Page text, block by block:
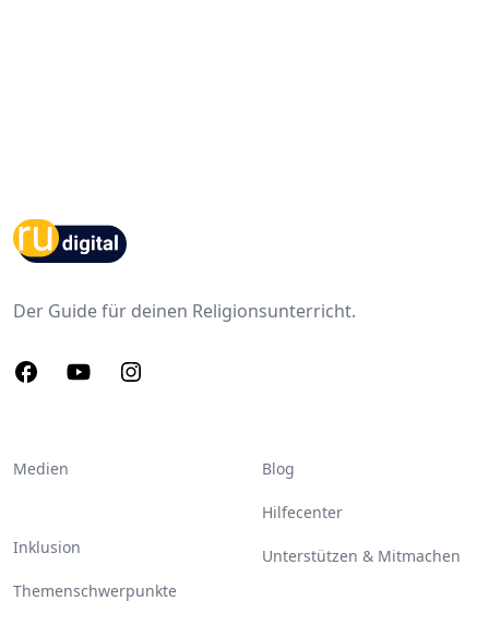
Footer
Der Guide für deinen Religionsunterricht.
FacebookYoutubeInstagram
Medien
Inklusion
Themenschwerpunkte
Blog
Hilfecenter
Unterstützen & Mitmachen